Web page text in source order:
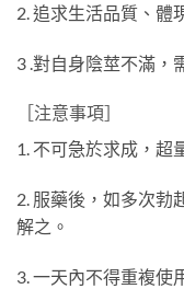
2. 追求生活品質、體
3 .對自身陰莖不滿，
［注意事項］
1. 不可急於求成，超
2. 服藥後，如多次勃
解之。
3. 一天內不得重複使